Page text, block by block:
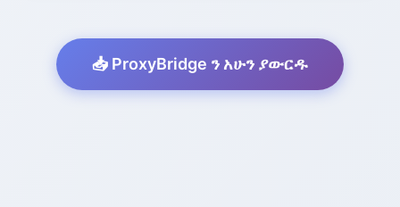
📥 ProxyBridge ን አሁን ያውርዱ